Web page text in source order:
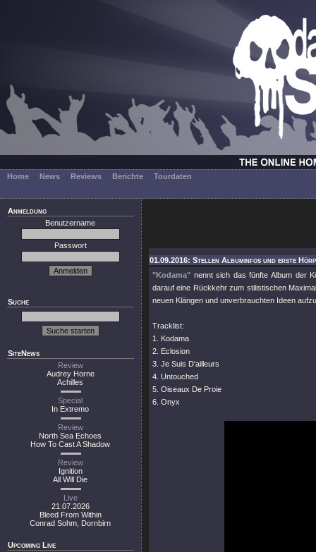
Home News Reviews Berichte Tourdaten
Anmeldung
Benutzername
Passwort
Suche
SiteNews
Review
Audrey Horne
Achilles
Special
In Extremo
Review
North Sea Echoes
How To Cast A Shadow
Review
Ignition
All Will Die
Live
21.07.2026
Bleed From Within
Conrad Sohm, Dornbirn
Upcoming Live
01.09.2016: Stellen Albuminfos und erste
"Kodama" nennt sich das fünfte Album der
darauf eine Rückkehr zum stilistischen
neuen Klängen und unverbrauchten Ideen
Tracklist:
1. Kodama
2. Eclosion
3. Je Suis D'ailleurs
4. Untouched
5. Oiseaux De Proie
6. Onyx